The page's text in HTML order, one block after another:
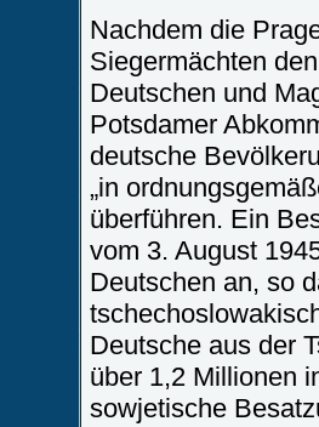
Nachdem die
Siegermächten
Deutschen und
Potsdamer
deutsche
„in
überführen. Ein
vom 3. August
Deutschen an, so
Deutsche aus der
über 1,2 Millionen
sowjetische